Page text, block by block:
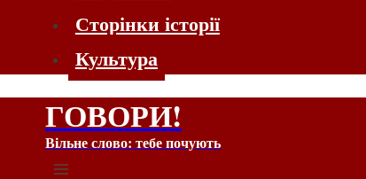
Сторінки історії
Культура
ГОВОРИ!
Вільне слово: тебе почують